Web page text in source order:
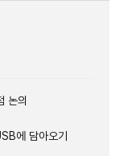
논의
에 담아오기